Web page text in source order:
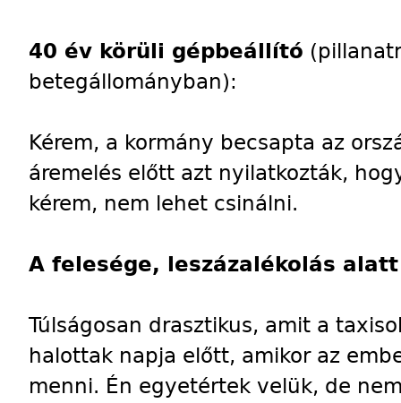
40 év körüli gépbeállító
betegállományban):
Kérem, a kormány becsapta az
áremelés előtt azt nyilatkozták,
kérem, nem lehet csinálni.
A felesége, leszázalékolás
Túlságosan drasztikus, amit a
halottak napja előtt, amikor az
menni. Én egyetértek velük, de